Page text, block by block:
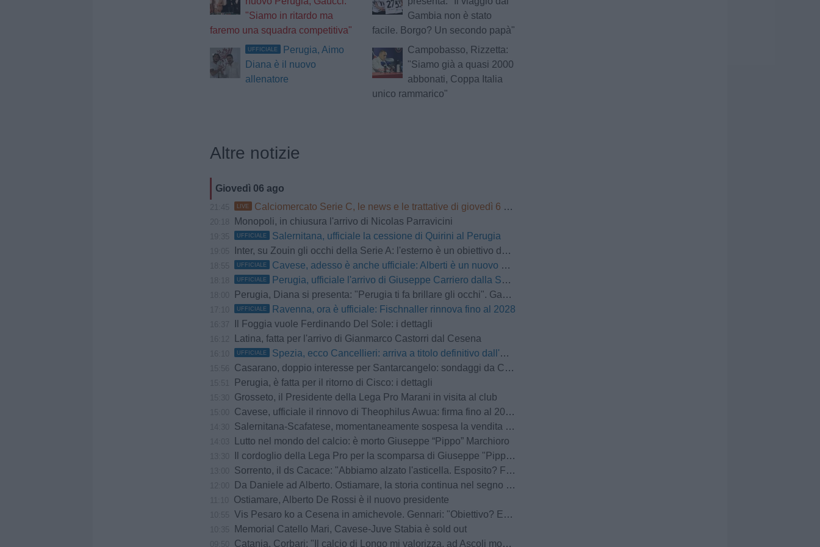
"Siamo in ritardo ma
faremo una squadra competitiva"
Gambia non è stato
facile. Borgo? Un secondo papà"
UFFICIALE
Perugia, Aimo
Diana è il nuovo
allenatore
Campobasso, Rizzetta:
"Siamo già a quasi 2000
abbonati, Coppa Italia
unico rammarico"
Altre notizie
Giovedì 06 ago
LIVE Calciomercato Serie C, le news e le trattative di giovedì 6 agosto | LIVE
Monopoli, in chiusura l'arrivo di Nicolas Parravicini
UFFICIALE Salernitana, ufficiale la cessione di Quirini al Perugia
Inter, su Zouin gli occhi della Serie A: l'esterno è un obiettivo del Parma
UFFICIALE Cavese, adesso è anche ufficiale: Alberti è un nuovo attaccante del club
UFFICIALE Perugia, ufficiale l'arrivo di Giuseppe Carriero dalla Salernitana
Perugia, Diana si presenta: "Perugia ti fa brillare gli occhi". Gaucci: "Un vero conoscitore di calcio"
UFFICIALE Ravenna, ora è ufficiale: Fischnaller rinnova fino al 2028
Il Foggia vuole Ferdinando Del Sole: i dettagli
Latina, fatta per l'arrivo di Gianmarco Castorri dal Cesena
UFFICIALE Spezia, ecco Cancellieri: arriva a titolo definitivo dall'Avellino
Casarano, doppio interesse per Santarcangelo: sondaggi da Cosenza e Arzignano Valchiampo
Perugia, è fatta per il ritorno di Cisco: i dettagli
Grosseto, il Presidente della Lega Pro Marani in visita al club
Cavese, ufficiale il rinnovo di Theophilus Awua: firma fino al 2028
Salernitana-Scafatese, momentaneamente sospesa la vendita dei biglietti per il settore ospiti: la nota ufficiale
Lutto nel mondo del calcio: è morto Giuseppe “Pippo” Marchioro
Il cordoglio della Lega Pro per la scomparsa di Giuseppe "Pippo" Marchioro
Sorrento, il ds Cacace: "Abbiamo alzato l'asticella. Esposito? Farà bene anche a Bari"
Da Daniele ad Alberto. Ostiamare, la storia continua nel segno dei De Rossi
Ostiamare, Alberto De Rossi è il nuovo presidente
Vis Pesaro ko a Cesena in amichevole. Gennari: "Obiettivo? Essere pronti per il Perugia in Coppa Italia"
Memorial Catello Mari, Cavese-Juve Stabia è sold out
Catania, Corbari: "Il calcio di Longo mi valorizza, ad Ascoli momenti indescrivibili"